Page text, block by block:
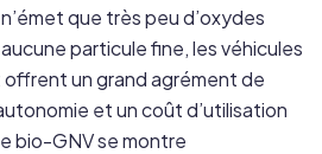
que très peu d’oxydes
particule fine, les véhicules
un grand agrément de
et un coût d’utilisation
bio-GNV se montre